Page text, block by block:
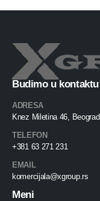
Budimo u kontaktu
ADRESA
Knez Miletina 46, Beograd
TELEFON
+381 63 271 231
EMAIL
komercijala@xgroup.rs
Meni